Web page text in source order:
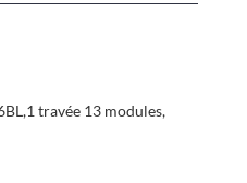
travée 13 modules,